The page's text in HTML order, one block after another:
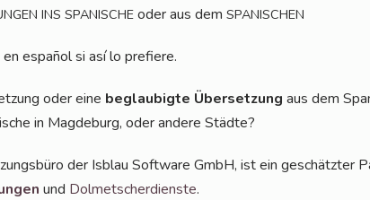
INS SPANISCHEoder aus dem SPANISCHEN
espa­ñol si así lo prefiere.
oder eine beglau­big­te Über­set­zung aus dem
in Mag­de­burg, oder ande­re Städte?
der Isblau Soft­ware GmbH, ist ein geschätz­ter
und Dol­met­scher­diens­te.